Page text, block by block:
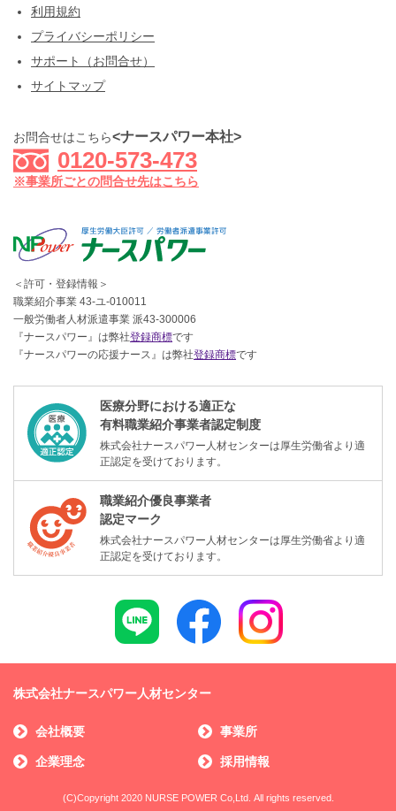
利用規約
プライバシーポリシー
サポート（お問合せ）
サイトマップ
お問合せはこちら<ナースパワー本社>
0120-573-473
※事業所ごとの問合せ先はこちら
＜許可・登録情報＞
職業紹介事業 43-ユ-010011
一般労働者人材派遣事業 派43-300006
『ナースパワー』は弊社登録商標です
『ナースパワーの応援ナース』は弊社登録商標です
医療分野における適正な
有料職業紹介事業者認定制度
株式会社ナースパワー人材センターは厚生労働省より適
正認定を受けております。
職業紹介優良事業者
認定マーク
株式会社ナースパワー人材センターは厚生労働省より適
正認定を受けております。
株式会社ナースパワー人材センター
会社概要 事業所
企業理念 採用情報
(C)Copyright 2020 NURSE POWER Co,Ltd. All rights reserved.